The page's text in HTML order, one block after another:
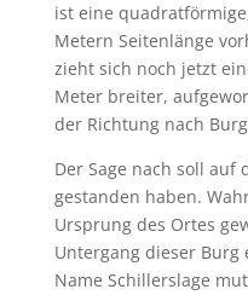
ist eine
Metern Seitenlänge
zieht sich noch jetzt
Meter breiter,
der Richtung nach
Der Sage nach soll auf
gestanden haben.
Ursprung des Ortes
Untergang dieser
Name Schillerslage